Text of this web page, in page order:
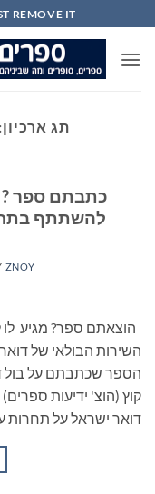
to
content
REMOVE IT...
תג ארכיון:
כתבתם ספר ?
להשתתף
ZNOY
הוצאתם ספר? מגיע לו
השירות הבולאי של
הספר שכתבתם על
קוץ (הוצ' ידיעות
דואר ישראל על תחרות